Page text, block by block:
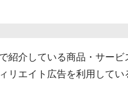
紹介している商品・サービ
リエイト広告を利用してい